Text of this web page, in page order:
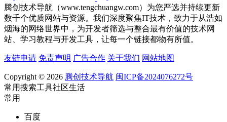
腾创技术导航（www.tengchuangw.com）为您严选并持续更新
数千个优质网站与资源。我们深度聚焦IT技术，致力于从浩如
烟海的网络世界中，为开发者筛选与整合最有价值的技术网
站、学习教程与开发工具，让每一个链接都物有所值。
友链申请 免责声明 广告合作 关于我们 网站地图
Copyright © 2026 腾创技术导航 闽ICP备2024076272号
常用搜索工具社区生活
常用
百度